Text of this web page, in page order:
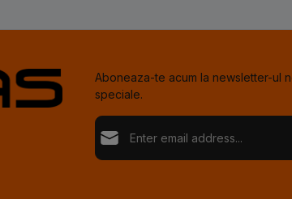
Aboneaza-te acum la newsletter-ul
speciale.
Adresă de e-mail*